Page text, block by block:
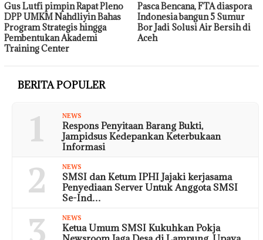
Gus Lutfi pimpin Rapat Pleno
DPP UMKM Nahdliyin Bahas
Program Strategis hingga
Pembentukan Akademi
Training Center
Pasca Bencana, FTA diaspora
Indonesia bangun 5 Sumur
Bor Jadi Solusi Air Bersih di
Aceh
BERITA POPULER
1 NEWS
Respons Penyitaan Barang Bukti,
Jampidsus Kedepankan Keterbukaan
Informasi
2 NEWS
SMSI dan Ketum IPHI Jajaki kerjasama
Penyediaan Server Untuk Anggota SMSI
Se-Ind…
3 NEWS
Ketua Umum SMSI Kukuhkan Pokja